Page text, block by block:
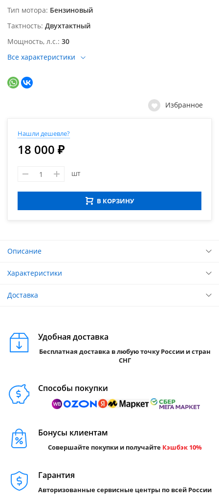
Тип мотора Бензиновый
Тактность Двухтактный
Мощность, л.с. 30
Все характеристики
Избранное
Нашли дешевле?
18 000 ₽
шт
В КОРЗИНУ
Описание
Характеристики
Доставка
Удобная доставка
Бесплатная доставка в любую точку России и стран
СНГ
Способы покупки
Бонусы клиентам
Совершайте покупки и получайте Кэшбэк 10%
Гарантия
Авторизованные сервисные центры по всей России